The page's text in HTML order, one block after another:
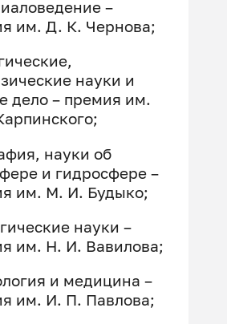
–
им. Д. К. Чернова;
науки и
дело – премия им.
науки об
и гидросфере –
им. М. И. Будыко;
науки –
им. Н. И. Вавилова;
и медицина –
им. И. П. Павлова;